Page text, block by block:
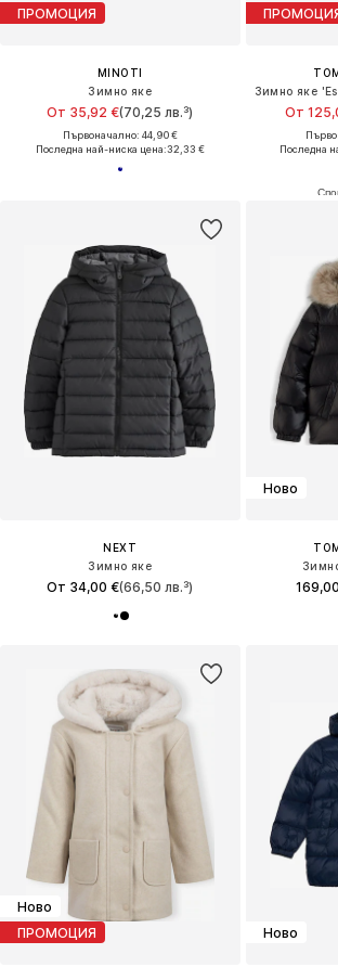
ПРОМОЦИЯ
MINOTI
Зимно яке
От 35,92 €(70,25 лв.³)
Първоначално: 44,90 €
Последна най-ниска цена:32,33 €
От
Последна
NEXT
Зимно яке
От 34,00 €(66,50 лв.³)
Ново
Ново
ПРОМОЦИЯ
Ново